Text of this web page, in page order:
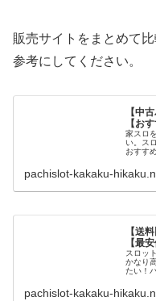
販売サイトをまとめて
参考にしてください。
【中
【お
家スロ
い。ス
おすす
に、一
pachislot-kakaku-
【送
【最安
スロッ
かなり
たい！
らずネ
pachislot-kakaku-